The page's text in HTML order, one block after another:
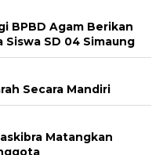
BPBD Agam Berikan
Siswa SD 04 Simaung
Secara Mandiri
Matangkan